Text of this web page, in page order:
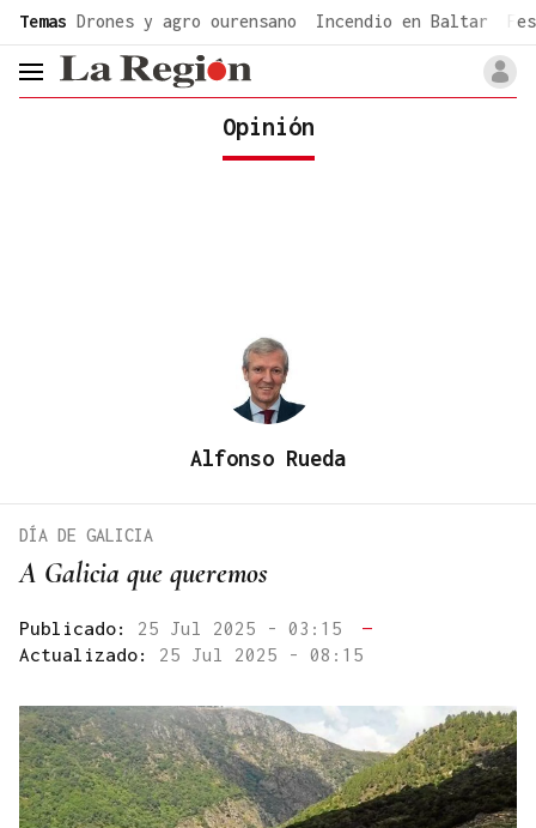
Temas Drones y agro ourensano Incendio en Baltar
header.menu.open
Opinión
Alfonso Rueda
A Galicia que queremos
DÍA DE GALICIA
Publicado: 25 Jul 2025 - 03:15
—
Actualizado: 25 Jul 2025 - 08:15